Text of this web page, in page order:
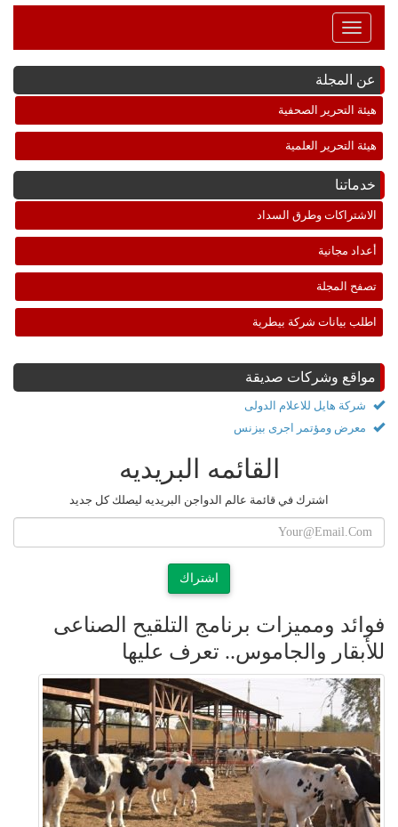
Toggle
Navigation
عن المجلة
هيئة التحرير الصحفية
هيئة التحرير العلمية
خدماتنا
الاشتراكات وطرق السداد
أعداد مجانية
تصفح المجلة
اطلب بيانات شركة بيطرية
مواقع وشركات صديقة
شركة هايل للاعلام الدولى
معرض ومؤتمر اجرى بيزنس
القائمه البريديه
اشترك في قائمة عالم الدواجن البريديه ليصلك كل جديد
اشتراك
فوائد ومميزات برنامج التلقيح الصناعى
للأبقار والجاموس.. تعرف عليها